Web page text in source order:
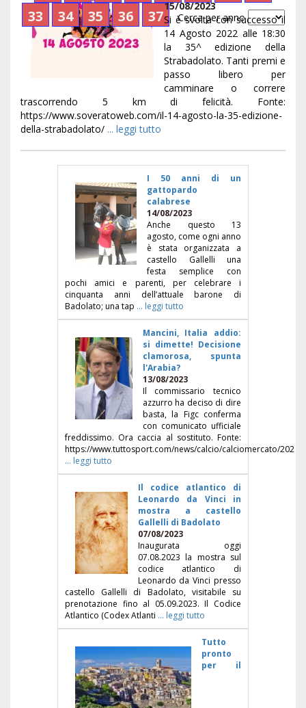
33
34 35 36 37 Cerca per anno
15/08/2023
Si è svolta con successo il
14 Agosto 2022 alle 18:30
la 35^ edizione della
Strabadolato. Tanti premi e
passo libero per
camminare o correre
trascorrendo 5 km di felicità. Fonte:
https://www.soveratoweb.com/il-14-agosto-la-35-edizione-
della-strabadolato/ ... leggi tutto
I 50 anni di un
gattopardo
calabrese
14/08/2023
Anche questo 13
agosto, come ogni anno
è stata organizzata a
castello Gallelli una
festa semplice con
pochi amici e parenti, per celebrare i
cinquanta anni dell’attuale barone di
Badolato; una tap ... leggi tutto
Mancini, Italia addio:
si dimette! Decisione
clamorosa, spunta
l'Arabia?
13/08/2023
Il commissario tecnico
azzurro ha deciso di dire
basta, la Figc conferma
con comunicato ufficiale
freddissimo. Ora caccia al sostituto. Fonte:
https://www.tuttosport.com/news/calcio/calciomercato/202
... leggi tutto
Il codice atlantico di
Leonardo da Vinci in
mostra a castello
Gallelli di Badolato
07/08/2023
Inaugurata oggi
07.08.2023 la mostra sul
codice atlantico di
Leonardo da Vinci presso
castello Gallelli di Badolato, visitabile su
prenotazione fino al 05.09.2023. Il Codice
Atlantico (Codex Atlanti ... leggi tutto
Tutto
pronto
per il